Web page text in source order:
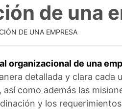
de una
DE UNA EMPRESA
organizacional de una
detallada y clara cada
como además las
y los